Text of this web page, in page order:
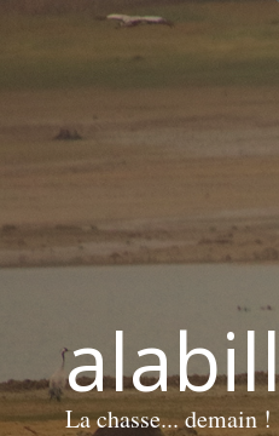
La chasse... demain !